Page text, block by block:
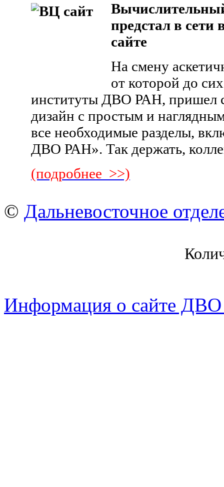
предстал в сети
сайте
На смену
от которой до
институты ДВО РАН, пришел
дизайн с простым и
все необходимые разделы,
ДВО РАН». Так держать,
(подробнее >>)
© Дальневосточное
Информация о сайте